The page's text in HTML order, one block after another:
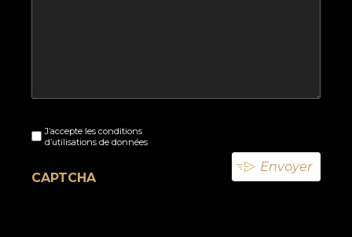
titreJ’accepte les conditions
d’utilisations de données
CAPTCHA